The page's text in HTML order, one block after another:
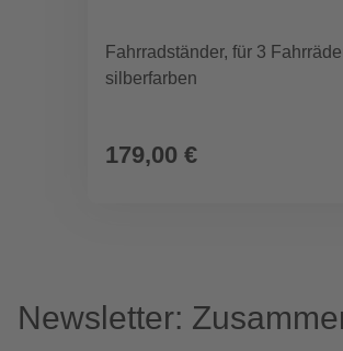
Fahrradständer, für 3
silberfarben
179,00 €
Newsletter: